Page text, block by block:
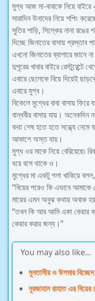
মুগ্ধ আজ মা-বাবাকে নিয়ে
সারাদিন উনাদের নিয়ে শপিং
সুতির শাড়ি, সিল্কের নানা রঙের
দিচ্ছে জিনাতের বাসায় প্রস্তাব
এখনো জিনাতের ব্যাপারে জানে
দুপুরের খাবার বাইরে
এবারে ছেলেকে বিয়ে দিয়েই
এবারে মুগ্ধ।
বিকেলে মুগ্ধের বাবা বাসায়
বান্ধবীর বাসায় যায়। অনেকদিন
কথা শেষ হতে হতে সন্ধ্যে নেমে
আকাশে অস্ত যায়।
মুগ্ধ ওর মাকে নিয়ে বেরিয়েছে৷
ধরে বসে থাকে ও।
মুগ্ধের মা একটু গলা খাকিয়ে বলল,
“বিয়ের পরেও কি এভাবে আমাকে
মায়ের এমন অবুঝ কথায় অবাক
“তখন কি আর আমি একা কেয়ার
কেয়ার করার জন্য।”
You may also like...
মুনতাসীর ও উপমার
নুরজাহান রাহাত এর